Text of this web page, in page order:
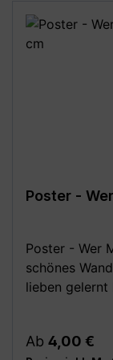
Poster -
Poster - Wer
schönes
lieben gelernt haben Ob zum
für alle Meerverliebten.
Regulärer
Ab 4,00 €